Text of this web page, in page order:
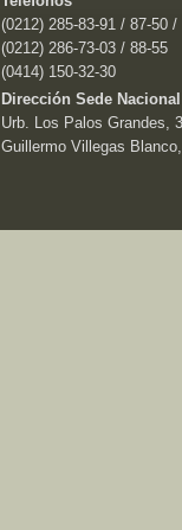
(0212) 285-83-91 / 87-50 /
(0212) 286-73-03 / 88-55
(0414) 150-32-30
Dirección Sede
Urb. Los Palos Grandes,
Guillermo Villegas